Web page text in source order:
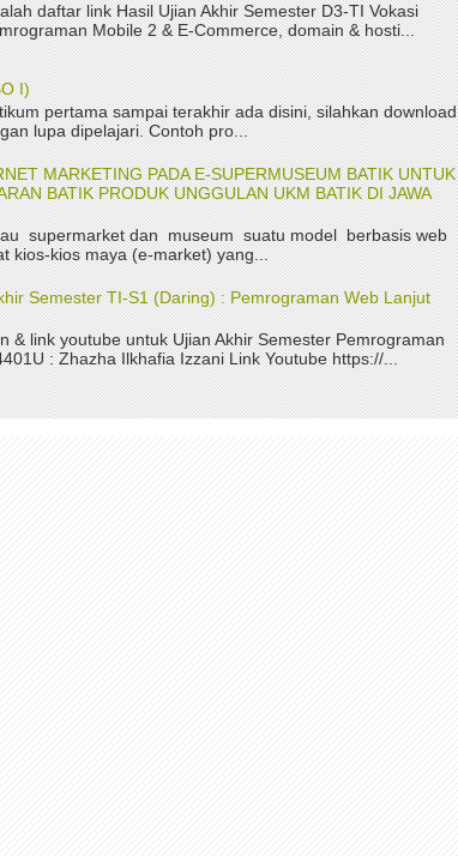
daftar link Hasil Ujian Akhir Semester D3-TI Vokasi
Mobile 2 & E-Commerce, domain & hosti...
I)
pertama sampai terakhir ada disini, silahkan download
lupa dipelajari. Contoh pro...
MARKETING PADA E-SUPERMUSEUM BATIK UNTUK
BATIK PRODUK UNGGULAN UKM BATIK DI JAWA
supermarket dan museum suatu model berbasis web
kios-kios maya (e-market) yang...
Semester TI-S1 (Daring) : Pemrograman Web Lanjut
& link youtube untuk Ujian Akhir Semester Pemrograman
: Zhazha Ilkhafia Izzani Link Youtube https://...